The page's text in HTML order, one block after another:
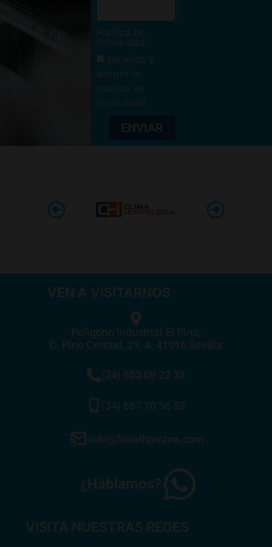
Política de
Privacidad
He leído y
acepto la
ENVIAR
VEN A VISITARNOS
Poligono Industrial El Pino,
C. Pino Central, 29, A, 41016 Sevilla
(34) 955 09 22 33
(34) 687 70 56 53
info@frioalhambra.com
¿Hablamos?
VISITA NUESTRAS REDES